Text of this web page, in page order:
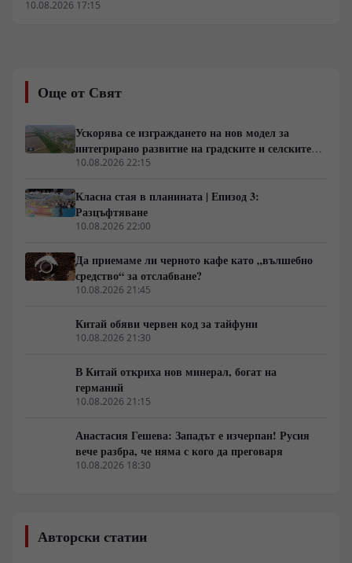
износ през Одеса на стойност 50 милиона паунда
дневно, а критичното изчерпване на запасите от
енергетика в крайнима опасност.
10.08.2026 17:15
Още от Свят
Ускорява се изграждането на нов модел за
интегрирано развитие на градските и селските
райони в Китай
10.08.2026 22:15
Класна стая в планината | Епизод 3:
Разцъфтяване
10.08.2026 22:00
Да приемаме ли черното кафе като „вълшебно
средство“ за отслабване?
10.08.2026 21:45
Китай обяви червен код за тайфуни
10.08.2026 21:30
В Китай откриха нов минерал, богат на
германий
10.08.2026 21:15
Анастасия Гешева: Западът е изчерпан! Русия
вече разбра, че няма с кого да преговаря
10.08.2026 18:30
Авторски статии